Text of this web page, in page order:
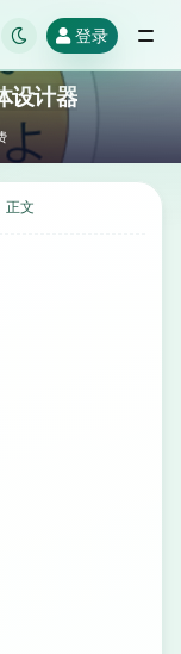
登录
设计器
正文